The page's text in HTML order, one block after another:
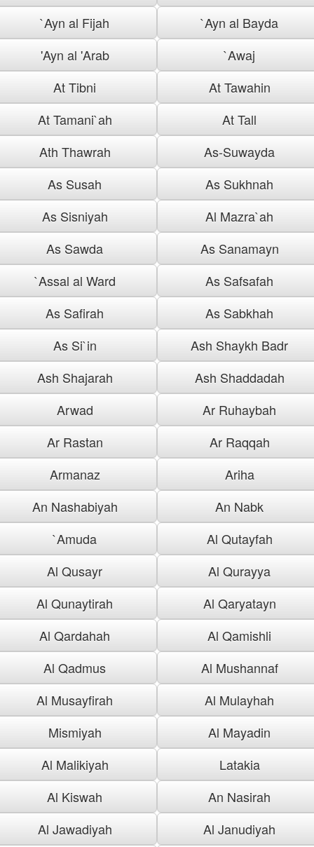
`Ayn al Fijah
`Ayn al Bayda
'Ayn al 'Arab
`Awaj
At Tibni
At Tawahin
At Tamani`ah
At Tall
Ath Thawrah
As-Suwayda
As Susah
As Sukhnah
As Sisniyah
Al Mazra`ah
As Sawda
As Sanamayn
`Assal al Ward
As Safsafah
As Safirah
As Sabkhah
As Si`in
Ash Shaykh Badr
Ash Shajarah
Ash Shaddadah
Arwad
Ar Ruhaybah
Ar Rastan
Ar Raqqah
Armanaz
Ariha
An Nashabiyah
An Nabk
`Amuda
Al Qutayfah
Al Qusayr
Al Qurayya
Al Qunaytirah
Al Qaryatayn
Al Qardahah
Al Qamishli
Al Qadmus
Al Mushannaf
Al Musayfirah
Al Mulayhah
Mismiyah
Al Mayadin
Al Malikiyah
Latakia
Al Kiswah
An Nasirah
Al Jawadiyah
Al Janudiyah